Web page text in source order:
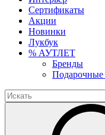
Сертификаты
Акции
Новинки
Лукбук
% АУТЛЕТ
Бренды
Подарочные